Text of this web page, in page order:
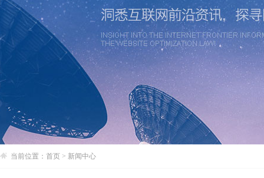
当前位置： 首页 > 新闻中心